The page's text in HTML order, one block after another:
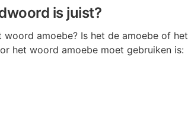
is juist?
amoebe? Is het de amoebe of het
het woord amoebe moet gebruiken is: